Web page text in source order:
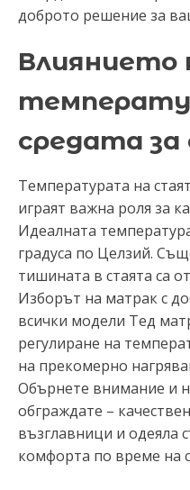
доброто решение за
Влиянието
средата за
Температурата на
играят важна роля за
Идеалната
градуса по Целзий.
тишината в стаята са
Изборът на матрак с
всички модели Тед
регулиране на
на прекомерно
Обърнете внимание и
обграждате –
възглавници и одеяла
комфорта по време на